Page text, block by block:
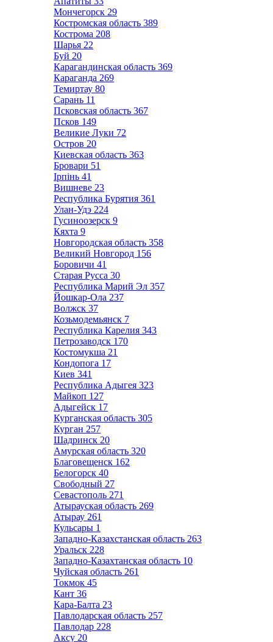
Мончегорск 29
Костромская область 389
Кострома 208
Шарья 22
Буй 20
Карагандинская область 369
Караганда 269
Темиртау 80
Сарань 11
Псковская область 367
Псков 149
Великие Луки 72
Остров 20
Киевская область 363
Бровари 51
Ірпінь 41
Вишневе 23
Республика Бурятия 361
Улан-Удэ 224
Гусиноозерск 9
Кяхта 9
Новгородская область 358
Великий Новгород 156
Боровичи 41
Старая Русса 30
Республика Марий Эл 357
Йошкар-Ола 237
Волжск 37
Козьмодемьянск 7
Республика Карелия 343
Петрозаводск 170
Костомукша 21
Кондопога 17
Киев 341
Республика Адыгея 323
Майкоп 127
Адыгейск 17
Курганская область 305
Курган 257
Шадринск 20
Амурская область 320
Благовещенск 162
Белогорск 40
Свободный 27
Севастополь 271
Атырауская область 269
Атырау 261
Кульсары 1
Западно-Казахстанская область 263
Уральск 228
Западно-Казахтанская область 10
Чуйская область 261
Токмок 45
Кант 36
Кара-Балта 23
Павлодарская область 257
Павлодар 228
Аксу 20